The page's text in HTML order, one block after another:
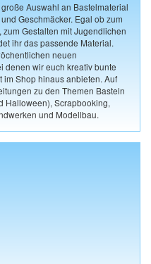
Auswahl an Bastelmaterial
Geschmäcker. Egal ob zum
Gestalten mit Jugendlichen
ihr das passende Material.
neuen
denen wir euch kreativ bunte
Shop hinaus anbieten. Auf
zu den Themen Basteln
Halloween), Scrapbooking,
und Modellbau.